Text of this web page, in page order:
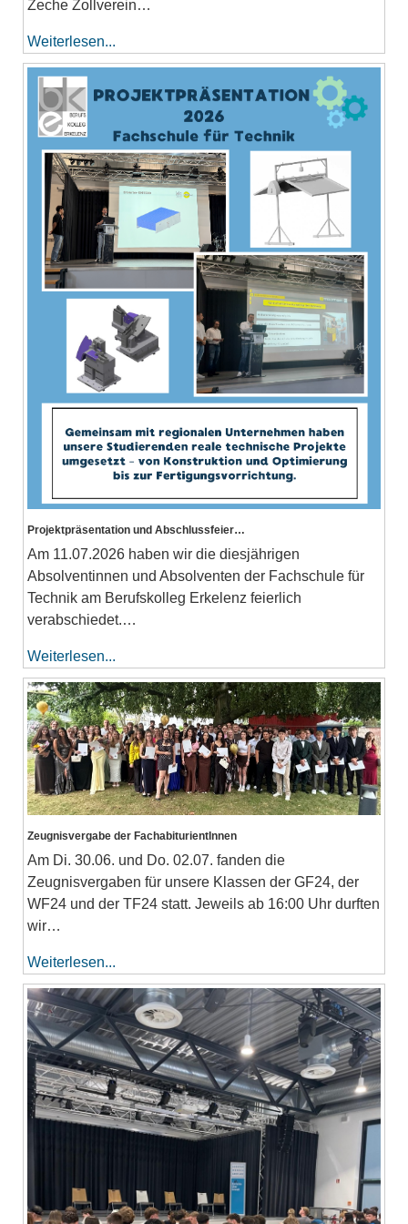
Zeche Zollverein…
Weiterlesen...
Projektpräsentation und Abschlussfeier…
Am 11.07.2026 haben wir die diesjährigen
Absolventinnen und Absolventen der Fachschule für
Technik am Berufskolleg Erkelenz feierlich
verabschiedet.…
Weiterlesen...
Zeugnisvergabe der FachabiturientInnen
Am Di. 30.06. und Do. 02.07. fanden die
Zeugnisvergaben für unsere Klassen der GF24, der
WF24 und der TF24 statt. Jeweils ab 16:00 Uhr durften
wir…
Weiterlesen...